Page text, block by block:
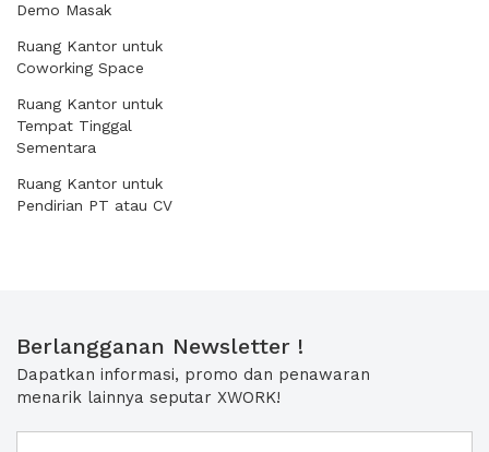
Demo Masak
Ruang Kantor untuk
Coworking Space
Ruang Kantor untuk
Tempat Tinggal
Sementara
Ruang Kantor untuk
Pendirian PT atau CV
Berlangganan Newsletter !
Dapatkan informasi, promo dan penawaran
menarik lainnya seputar XWORK!